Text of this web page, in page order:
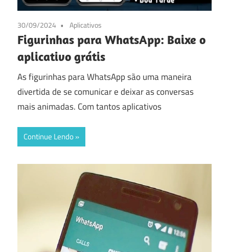
30/09/2024 Aplicativos
Figurinhas para WhatsApp: Baixe o
aplicativo grátis
As figurinhas para WhatsApp são uma maneira
divertida de se comunicar e deixar as conversas
mais animadas. Com tantos aplicativos
Continue Lendo